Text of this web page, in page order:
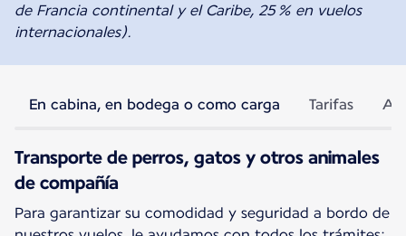
de Francia continental y el Caribe, 25 % en vuelos
internacionales).
En cabina, en bodega o como carga Tarifas
Transporte de perros, gatos y otros animales
de compañía
Para garantizar su comodidad y seguridad a bordo de